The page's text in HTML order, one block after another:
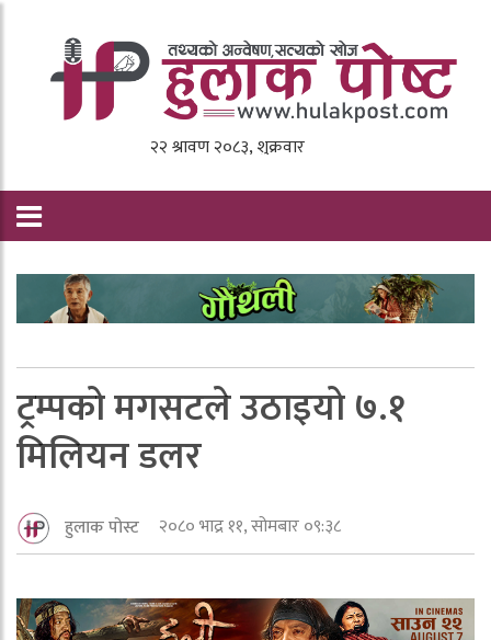
ट्रम्पको मगसटले उठाइयो ७.१
मिलियन डलर
हुलाक पोस्ट २०८० भाद्र ११, सोमबार ०९:३८